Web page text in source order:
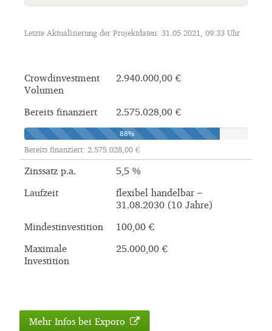
Letzte Aktualisierung der Projektdaten: 31.05.2021, 09:33 Uhr
Crowdinvestment
Volumen
2.940.000,00 €
Bereits finanziert
2.575.028,00 €
88%
Bereits finanziert: 2.575.028,00 €
Zinssatz p.a.
5,5 %
Laufzeit
flexibel handelbar –
31.08.2030 (10 Jahre)
Mindestinvestition
100,00 €
Maximale
Investition
25.000,00 €
Mehr Infos bei Exporo